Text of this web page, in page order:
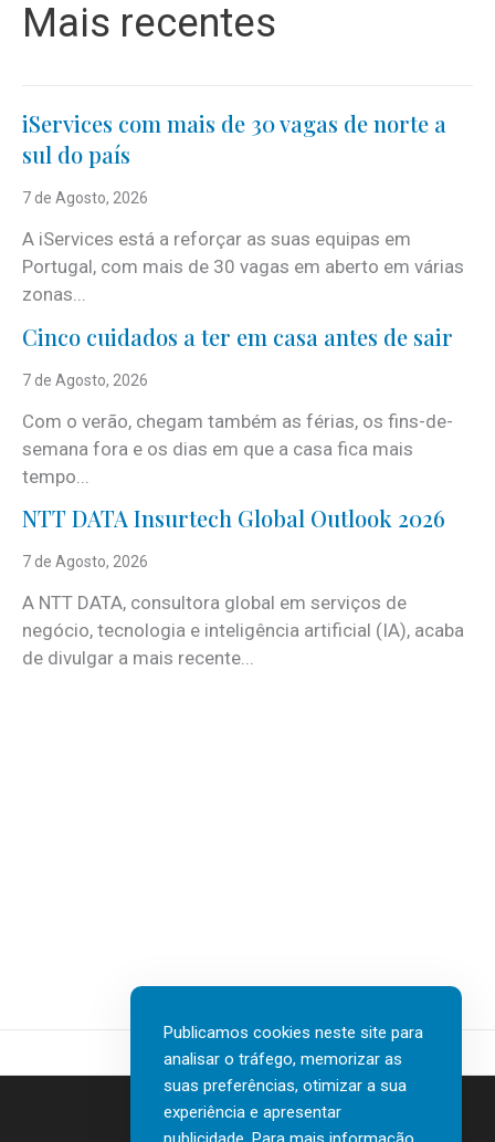
Mais recentes
iServices com mais de 30 vagas de norte a
sul do país
7 de Agosto, 2026
A iServices está a reforçar as suas equipas em
Portugal, com mais de 30 vagas em aberto em várias
zonas...
Cinco cuidados a ter em casa antes de sair
7 de Agosto, 2026
Com o verão, chegam também as férias, os fins-de-
semana fora e os dias em que a casa fica mais
tempo...
NTT DATA Insurtech Global Outlook 2026
7 de Agosto, 2026
A NTT DATA, consultora global em serviços de
negócio, tecnologia e inteligência artificial (IA), acaba
de divulgar a mais recente...
Publicamos cookies neste site para
analisar o tráfego, memorizar as
suas preferências, otimizar a sua
experiência e apresentar